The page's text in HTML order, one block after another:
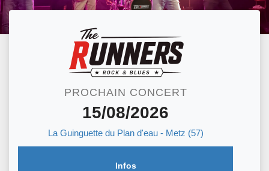
PROCHAIN CONCERT
15/08/2026
La Guinguette du Plan d'eau - Metz (57)
Infos